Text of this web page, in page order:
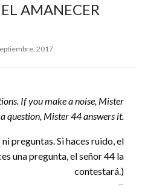
AMANECER
2017
If you make a noise, Mister
question, Mister 44 answers it.
preguntas. Si haces ruido, el
una pregunta, el señor 44 la
contestará.)